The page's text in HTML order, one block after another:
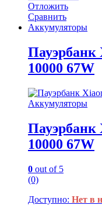
Отложить
Сравнить
Аккумуляторы
Пауэрбанк
10000 67W
Аккумуляторы
Пауэрбанк
10000 67W
0 out of 5
(0)
Доступно: Нет в